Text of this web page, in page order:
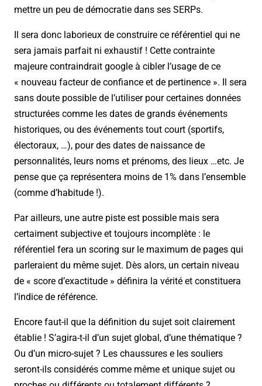
mettre un peu de démocratie dans ses SERPs.
Il sera donc laborieux de construire ce référentiel qui ne
sera jamais parfait ni exhaustif ! Cette contrainte
majeure contraindrait google à cibler l’usage de ce
« nouveau facteur de confiance et de pertinence ». Il sera
sans doute possible de l’utiliser pour certaines données
structurées comme les dates de grands événements
historiques, ou des événements tout court (sportifs,
électoraux, …), pour des dates de naissance de
personnalités, leurs noms et prénoms, des lieux …etc. Je
pense que ça représentera moins de 1% dans l’ensemble
(comme d’habitude !).
Par ailleurs, une autre piste est possible mais sera
certaiment subjective et toujours incomplète : le
référentiel fera un scoring sur le maximum de pages qui
parleraient du même sujet. Dès alors, un certain niveau
de « score d’exactitude » définira la vérité et constituera
l’indice de référence.
Encore faut-il que la définition du sujet soit clairement
établie ! S’agira-t-il d’un sujet global, d’une thématique ?
Ou d’un micro-sujet ? Les chaussures e les souliers
seront-ils considérés comme même et unique sujet ou